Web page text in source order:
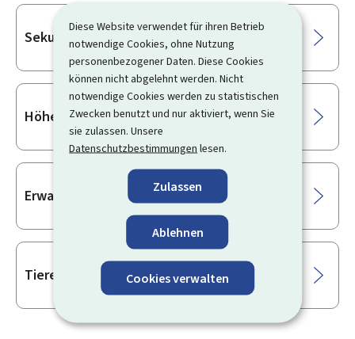
Diese Website verwendet für ihren Betrieb
notwendige Cookies, ohne Nutzung
personenbezogener Daten. Diese Cookies
können nicht abgelehnt werden. Nicht
notwendige Cookies werden zu statistischen
Zwecken benutzt und nur aktiviert, wenn Sie
sie zulassen. Unsere
Datenschutzbestimmungen lesen.
Zulassen
Ablehnen
Cookies verwalten
Sekundarschule
Höhere und postsekundäre Bildung
Erwachsenenbildung
Tiere